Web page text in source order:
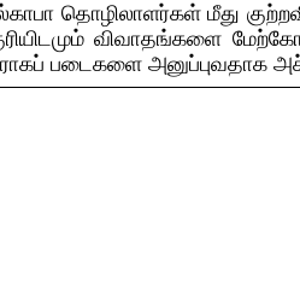
தொழிலாளர்கள் மீது
விவாதங்களை
படைகளை அனுப்புவதாக